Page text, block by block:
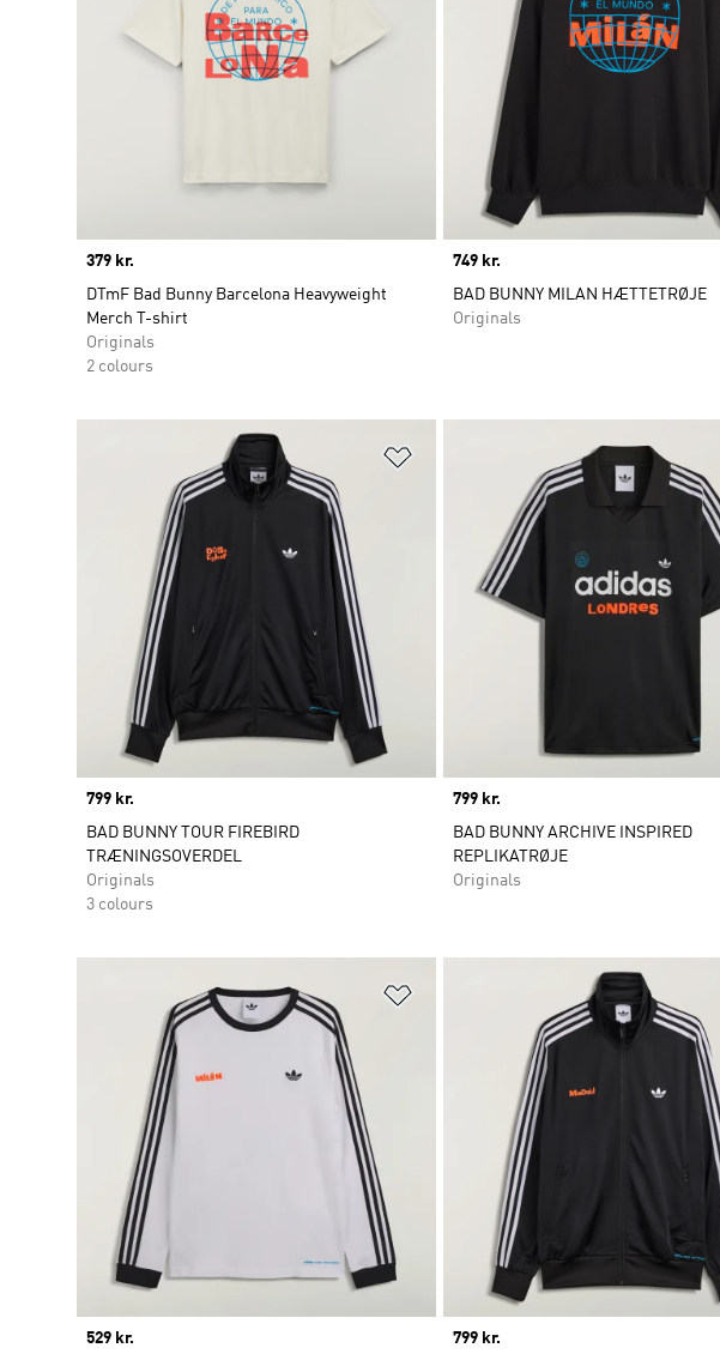
Price
379 kr.
DTmF Bad Bunny Barcelona Heavyweight
Merch T-shirt
Originals
2 colours
Price
749 kr.
BAD BUNNY MILAN HÆTTETRØJE
Originals
Price
799 kr.
BAD BUNNY TOUR FIREBIRD
TRÆNINGSOVERDEL
Originals
3 colours
Price
799 kr.
BAD BUNNY ARCHIVE INSPIRED
REPLIKATRØJE
Originals
Price
529 kr.
Price
799 kr.